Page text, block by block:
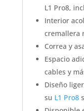
L1 Pro8,
Interior
cremallera
Correa y
Espacio
cables y
Diseño
su L1 Pro8